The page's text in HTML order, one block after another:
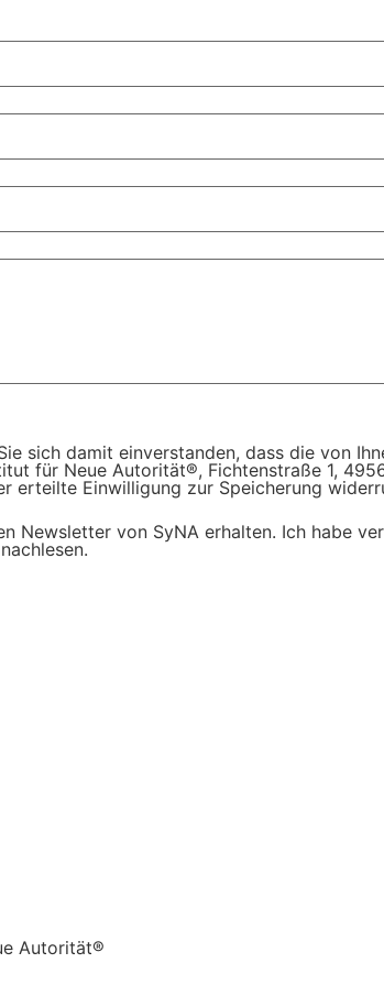
sich damit einverstanden, dass die von
für Neue Autorität®, Fichtenstraße 1,
erteilte Einwilligung zur Speicherung
Newsletter von SyNA erhalten. Ich habe
nachlesen.
Autorität®